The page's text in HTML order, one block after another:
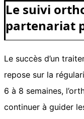
Le suivi
partenariat
Le succès d’un
repose sur la
6 à 8 semaines,
continuer à guider